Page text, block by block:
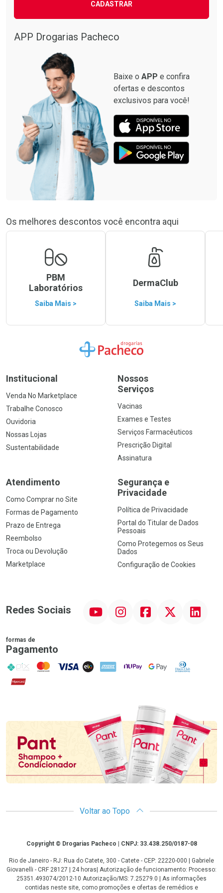
CADASTRAR
APP Drogarias Pacheco
Baixe o APP e confira
ofertas e descontos
exclusivos para você!
Os melhores descontos você encontra aqui
PBM
Laboratórios
Saiba Mais >
DermaClub
Saiba Mais >
Ir para a Home
Institucional
Venda No Marketplace
Trabalhe Conosco
Ouvidoria
Nossas Lojas
Sustentabilidade
Nossos
Serviços
Vacinas
Exames e Testes
Serviços Farmacêuticos
Prescrição Digital
Assinatura
Atendimento
Como Comprar no Site
Formas de Pagamento
Prazo de Entrega
Reembolso
Troca ou Devolução
Marketplace
Segurança e
Privacidade
Política de Privacidade
Portal do Titular de Dados
Pessoais
Como Protegemos os Seus
Dados
Configuração de Cookies
Redes Sociais InstagramFacebook Linkedin
formas de
Pagamento
PIX MasterCard
VISA ELO AMEX NuPay Google PayDiners Club
Hipercard
Promoção em Destaque
Voltar ao Topo
CopyrightCopyright © Drogarias Pacheco | CNPJ: 33.438.250/0187-08
Rio de Janeiro - RJ: Rua do Catete, 300 - Catete - CEP: 22220-000 | Gabriele
Giovanelli - CRF 28127 | 24 horas| Autorização de funcionamento: Processo:
25351.493074/2012-10 Autorização/MS: 7.25279.0 | As informações
contidas neste site, como promoções e ofertas de remédios e